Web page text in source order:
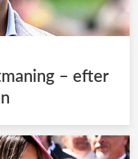
– efter